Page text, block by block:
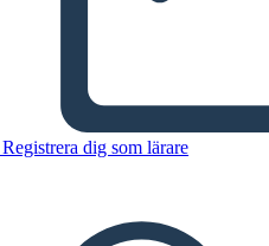
Registrera dig som lärare
storyboard
BILDSPEL